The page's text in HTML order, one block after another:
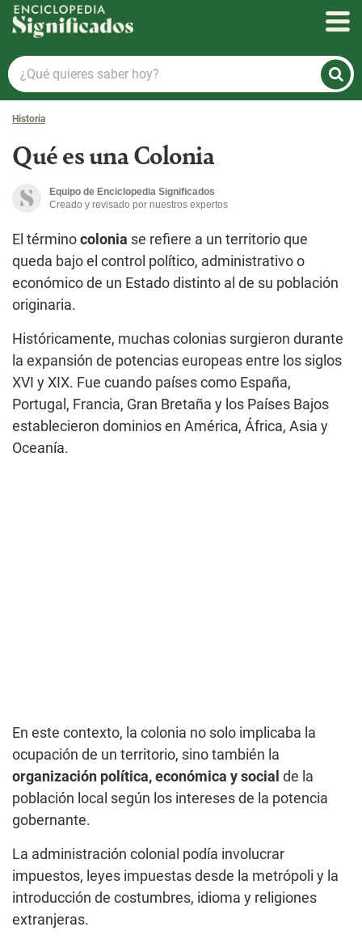
Enciclopedia Significados
¿Qué
quieres
saber
hoy?
Historia
Qué es una Colonia
Equipo de Enciclopedia Significados
Creado y revisado por nuestros expertos
El término colonia se refiere a un territorio que
queda bajo el control político, administrativo o
económico de un Estado distinto al de su población
originaria.
Históricamente, muchas colonias surgieron durante
la expansión de potencias europeas entre los siglos
XVI y XIX. Fue cuando países como España,
Portugal, Francia, Gran Bretaña y los Países Bajos
establecieron dominios en América, África, Asia y
Oceanía.
En este contexto, la colonia no solo implicaba la
ocupación de un territorio, sino también la
organización política, económica y social de la
población local según los intereses de la potencia
gobernante.
La administración colonial podía involucrar
impuestos, leyes impuestas desde la metrópoli y la
introducción de costumbres, idioma y religiones
extranjeras.